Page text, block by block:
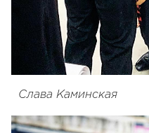
Слава Каминская